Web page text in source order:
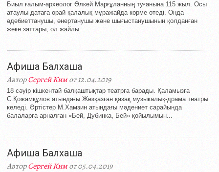
Биыл ғалым-археолог Әлкей Марғұланның туғанына 115 жыл. Осы
атаулы датаға орай қалалық мұражайда көрме өтеді. Онда
әдебиеттанушы, өнертанушы және шығыстанушының қолданған
жеке заттары, ол жайлы...
Афиша Балхаша
АвторСергей Кимот 12.04.2019
18 сәуір кішкентай балқаштықтар театрға барады. Қаламызға
С.Қожамқұлов атындағы Жезқазған қазақ музыкалық-драма театры
келеді. Әртістер М.Хамзин атындағы мәдениет сарайында
балаларға арналған «Бей, Дубинка, Бей» қойылымын...
Афиша Балхаша
АвторСергей Кимот 05.04.2019